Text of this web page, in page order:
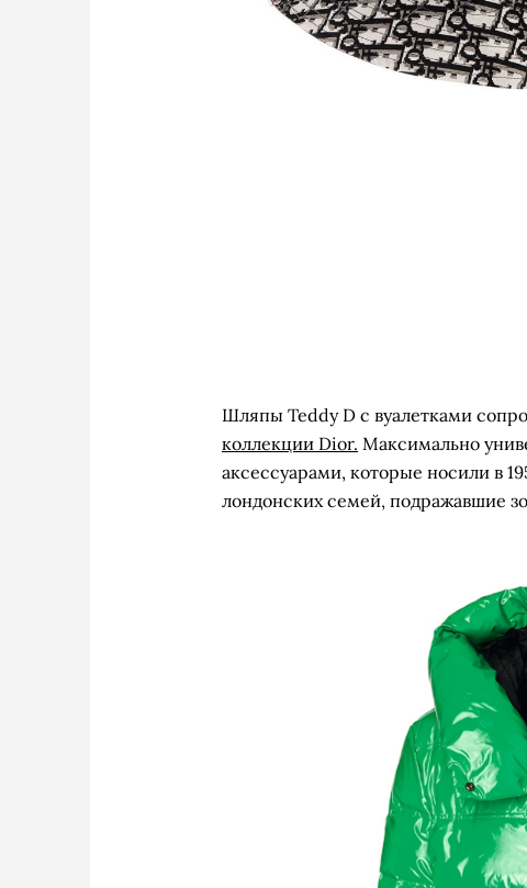
Шляпы Teddy D с вуалетками
коллекции Dior. Максимально
аксессуарами, которые носили в
лондонских семей, подражавшие